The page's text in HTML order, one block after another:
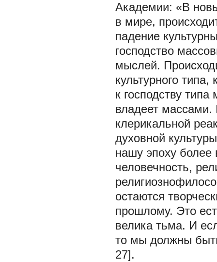
Академии: «В
в мире,
падение
господство
мыслей.
культурного
к господству типа
владеет
клерикальной
духовной
нашу эпоху более
человечность,
остаются
прошлому. Это
велика тьма. И
то мы должны
27].